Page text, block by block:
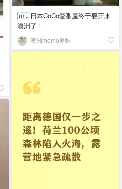
🇦🇺日本CoCo壹番屋终于要开来
澳洲了！
澳洲momo爱吃